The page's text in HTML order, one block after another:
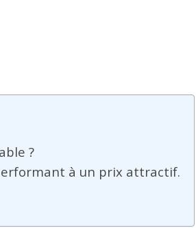
?
à un prix attractif.